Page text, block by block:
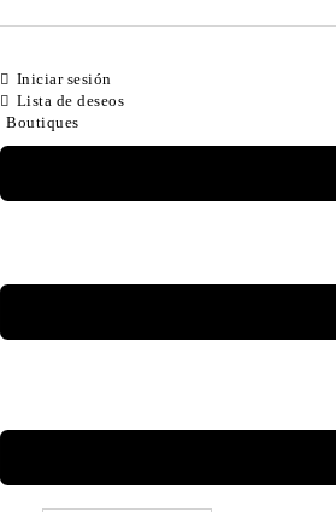
Iniciar sesión
Lista de deseos
Boutiques